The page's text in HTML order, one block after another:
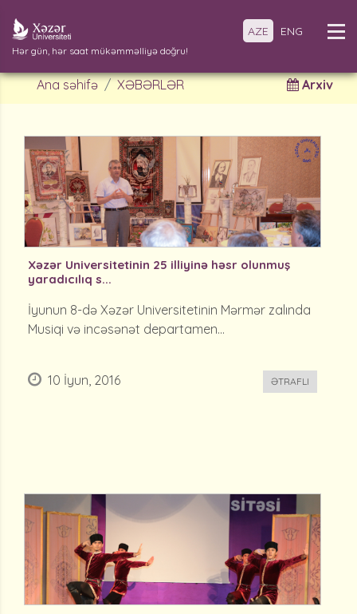
Hər gün, hər saat mükəmməlliyə doğru!
AZE ENG
Ana səhifə XƏBƏRLƏR Arxiv
Xəzər Universitetinin 25 illiyinə həsr olunmuş
yaradıcılıq s...
İyunun 8-də Xəzər Universitetinin Mərmər zalında
Musiqi və incəsənət departamen...
10 İyun, 2016 ƏTRAFLI